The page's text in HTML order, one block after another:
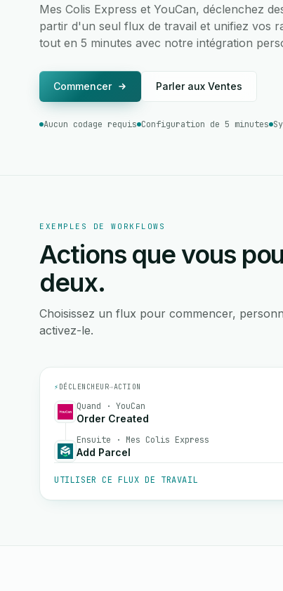
Mes Colis Express et YouCan, déclenchez
partir d'un seul flux de travail et unifiez vos
tout en 5 minutes avec notre intégration
Commencer Parler aux Ventes
Aucun codage requis Configuration de 5 minutes
EXEMPLES DE WORKFLOWS
Actions que vous
deux.
Choisissez un flux pour commencer,
activez-le.
⚡ DÉCLENCHEUR→ACTION
Quand · YouCan
Order Created
Ensuite · Mes Colis Express
Add Parcel
UTILISER CE FLUX DE TRAVAIL